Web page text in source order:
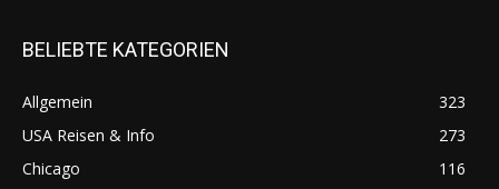
BELIEBTE KATEGORIEN
Allgemein
323
USA Reisen & Info
273
Chicago
116